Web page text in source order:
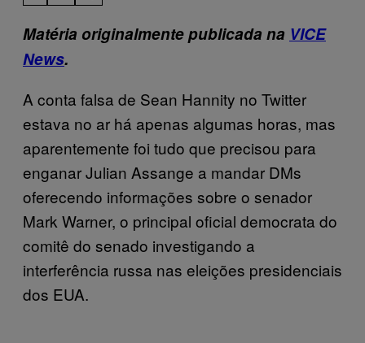
Matéria originalmente publicada na VICE
News.
A conta falsa de Sean Hannity no Twitter
estava no ar há apenas algumas horas, mas
aparentemente foi tudo que precisou para
enganar Julian Assange a mandar DMs
oferecendo informações sobre o senador
Mark Warner, o principal oficial democrata do
comitê do senado investigando a
interferência russa nas eleições presidenciais
dos EUA.